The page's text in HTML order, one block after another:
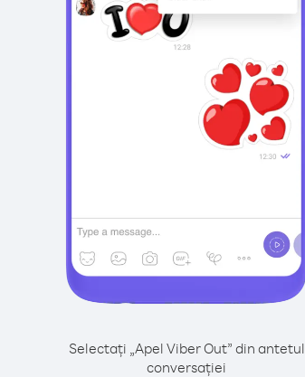
Selectați „Apel Viber Out” din antetul
conversației